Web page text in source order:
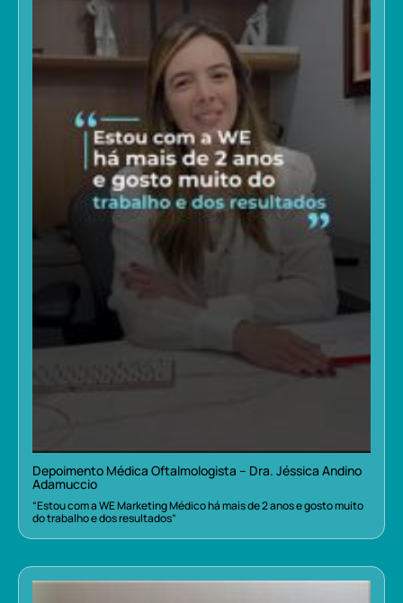
Depoimento Médica Oftalmologista – Dra. Jéssica Andino
Adamuccio
“Estou com a WE Marketing Médico há mais de 2 anos e gosto muito
do trabalho e dos resultados”